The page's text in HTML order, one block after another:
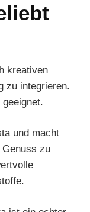
kreativen
zu integrieren.
und macht
zu